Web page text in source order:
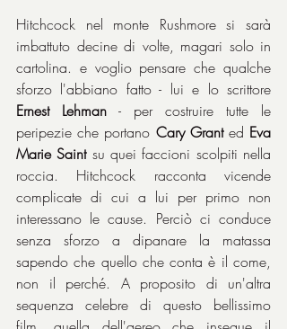
Hitchcock nel monte Rushmore si sarà
imbattuto decine di volte, magari solo in
cartolina. e voglio pensare che qualche
Ernest Lehman - per costruire tutte le
peripezie che portano Cary Grant ed Eva
Marie Saint su quei faccioni scolpiti nella
roccia. Hitchcock racconta vicende
complicate di cui a lui per primo non
interessano le cause. Perciò ci conduce
senza sforzo a dipanare la matassa
sapendo che quello che conta è il come,
non il perché. A proposito di un'altra
sequenza celebre di questo bellissimo